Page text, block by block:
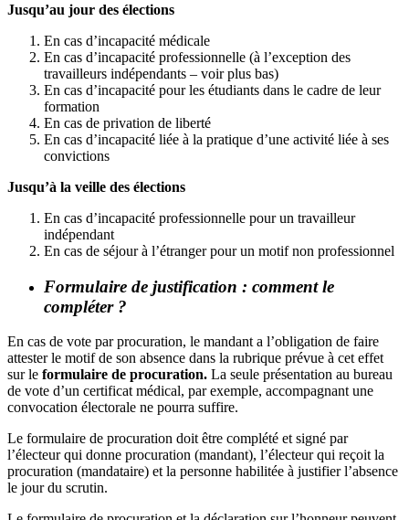
Jusqu’au jour des élections
En cas d’incapacité médicale
En cas d’incapacité professionnelle (à l’exception des
travailleurs indépendants – voir plus bas)
En cas d’incapacité pour les étudiants dans le cadre de leur
formation
En cas de privation de liberté
En cas d’incapacité liée à la pratique d’une activité liée à ses
convictions
Jusqu’à la veille des élections
En cas d’incapacité professionnelle pour un travailleur
indépendant
En cas de séjour à l’étranger pour un motif non professionnel
Formulaire de justification : comment le
compléter ?
En cas de vote par procuration, le mandant a l’obligation de faire
attester le motif de son absence dans la rubrique prévue à cet effet
sur le formulaire de procuration. La seule présentation au bureau
de vote d’un certificat médical, par exemple, accompagnant une
convocation électorale ne pourra suffire.
Le formulaire de procuration doit être complété et signé par
l’électeur qui donne procuration (mandant), l’électeur qui reçoit la
procuration (mandataire) et la personne habilitée à justifier l’absence
le jour du scrutin.